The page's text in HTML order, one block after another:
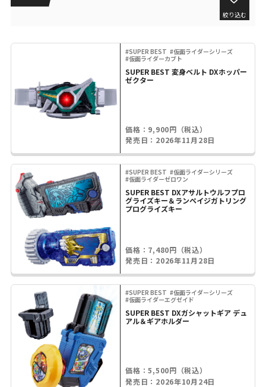
絞り込む
#SUPER BEST #仮面ライダーシリーズ
#仮面ライダーカブト
SUPER BEST 変身ベルト DXホッパー
ゼクター
価格：9,900円（税込）
発売日：2026年11月28日
#SUPER BEST #仮面ライダーシリーズ
#仮面ライダーゼロワン
SUPER BEST DXアサルトウルフプロ
グライズキー＆ランペイジガトリング
プログライズキー
価格：7,480円（税込）
発売日：2026年11月28日
#SUPER BEST #仮面ライダーシリーズ
#仮面ライダーエグゼイド
SUPER BEST DXガシャットギア デュ
アル＆ギアホルダー
価格：5,500円（税込）
発売日：2026年10月24日